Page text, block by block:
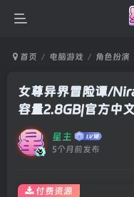
首页 电脑游戏 角色扮演
女尊异界冒险谭/
容量2.8GB|官方中
星主
5个月前发布
付费资源